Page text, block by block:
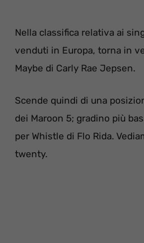
Nella classifica relativa ai
venduti in Europa, torna in
Maybe di Carly Rae Jepsen.
Scende quindi di una
dei Maroon 5; gradino più
per Whistle di Flo Rida.
twenty.